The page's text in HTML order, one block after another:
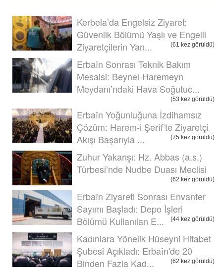
Kerbela’da Engelsiz Ziyaret:
Güvenlik Bölümü Yaşlı ve Engelli
Ziyaretçilerin Yan...
(61 kez görüldü)
Erbaîn Sonrası Teknik Bakım
Mesaisi: Beynel-Haremeyn
Meydanı’ndaki Hava Soğutuc...
(53 kez görüldü)
Erbaîn Yoğunluğuna İzdihamsız
Çözüm: Harem-i Şerîf’te Ziyaretçi
Akışı Başarıyla ...
(75 kez görüldü)
Zuhur Yakarışı: Hz. Abbas (a.s.)
Türbesi’nde Nudbe Duası Meclisi
(62 kez görüldü)
Erbaîn Ziyareti Sonrası Envanter
Sayımı Başladı: Depo İşleri
Bölümü Kullanılan E...
(44 kez görüldü)
Kadınlara Yönelik Hüseyni Hitabet
Şubesi Açıkladı: Erbaîn'de 20
Binden Fazla Kad...
(62 kez görüldü)